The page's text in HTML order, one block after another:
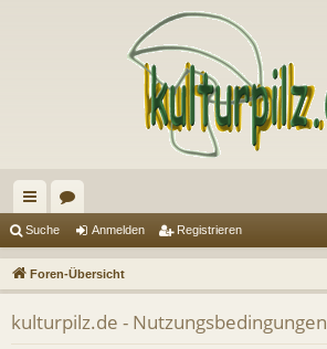
ch
ne
llz
ug
en
Suche Anmelden Registrieren
Foren-Übersicht
kulturpilz.de - Nutzungsbedingungen